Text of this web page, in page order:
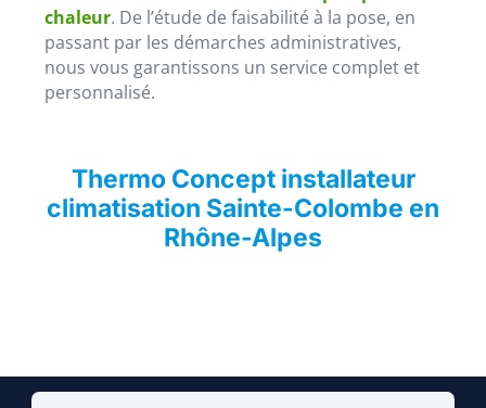
chaleur. De l’étude de faisabilité à la pose, en
passant par les démarches administratives,
nous vous garantissons un service complet et
personnalisé.
Thermo Concept installateur
climatisation Sainte-Colombe en
Rhône-Alpes